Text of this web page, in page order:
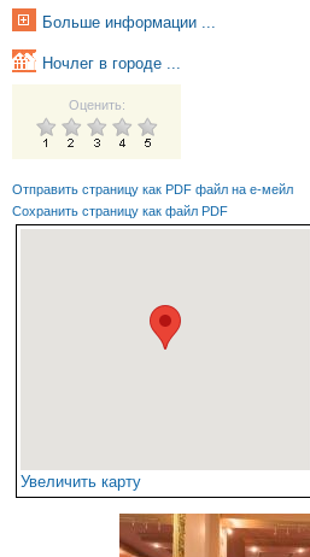
Больше информации ...
Ночлег в городе ...
Оценить:
Отправить страницу как PDF файл на е-мейл
Сохранить страницу как файл PDF
Увеличить карту